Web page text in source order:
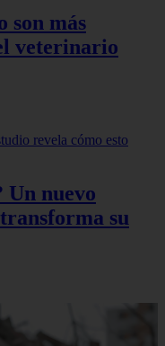
son más
veterinario
Un nuevo
su